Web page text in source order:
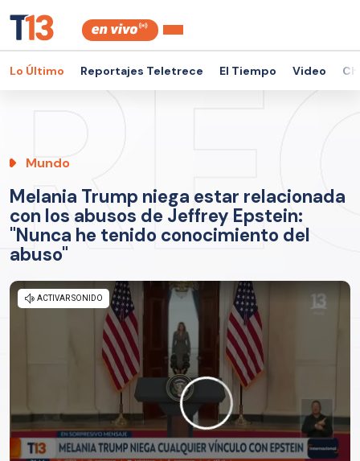
Lo Último Reportajes Teletrece El Tiempo Video
Mundo
Melania Trump niega estar relacionada
con los abusos de Jeffrey Epstein:
"Nunca he tenido conocimiento del
abuso"